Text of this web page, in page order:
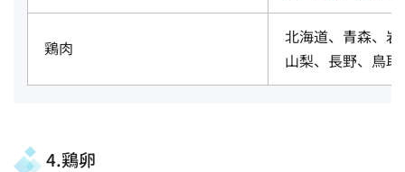
鶏肉
北海道、青森、
山梨、長野、鳥
4.鶏卵